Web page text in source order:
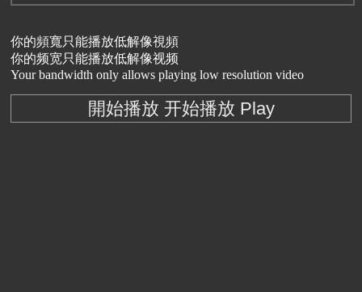
你的頻寬只能播放低解像視頻
你的频宽只能播放低解像视频
Your bandwidth only allows playing low resolution video
開始播放 开始播放 Play